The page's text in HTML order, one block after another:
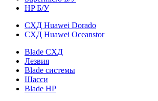
HP Б/У
СХД Huawei Dorado
СХД Huawei Oceanstor
Blade СХД
Лезвия
Blade системы
Шасси
Blade HP